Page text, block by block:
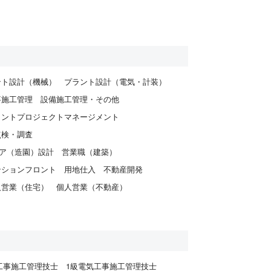
設計（機械）
プラント設計（電気・計装）
工管理
設備施工管理・その他
トプロジェクトマネージメント
・調査
（造園）設計
営業職（建築）
ョンフロント
用地仕入
不動産開発
業（住宅）
個人営業（不動産）
事施工管理技士 1級電気工事施工管理技士